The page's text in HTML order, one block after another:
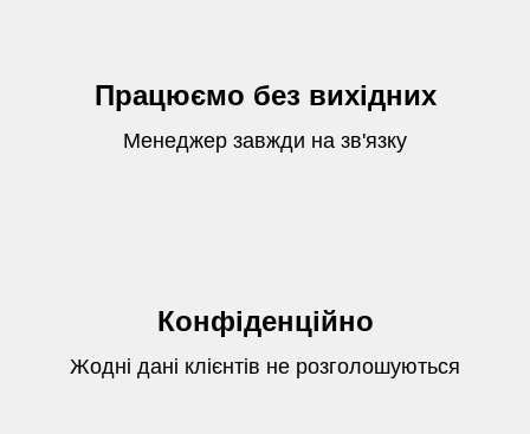
Працюємо без вихідних
Менеджер завжди на зв'язку
Конфіденційно
Жодні дані клієнтів не розголошуються